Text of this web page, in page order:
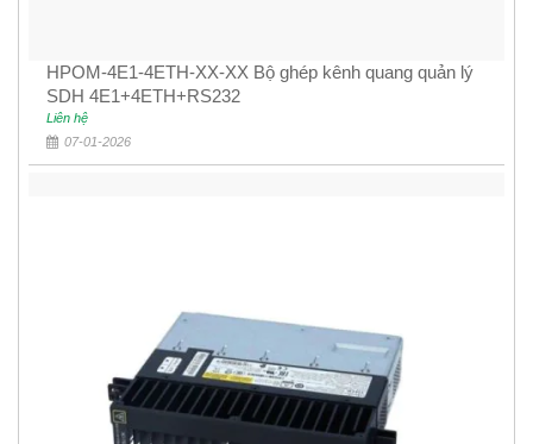
HPOM-4E1-4ETH-XX-XX Bộ ghép kênh quang quản lý
SDH 4E1+4ETH+RS232
Liên hệ
07-01-2026